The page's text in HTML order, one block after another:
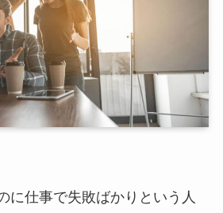
に仕事で失敗ばかりという人